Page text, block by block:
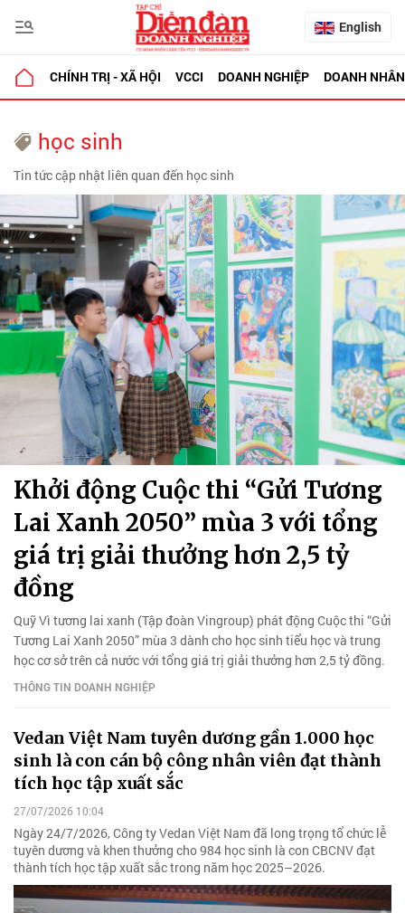
English
CHÍNH TRỊ - XÃ HỘI VCCI DOANH NGHIỆP DOANH NHÂN
học sinh
Tin tức cập nhật liên quan đến học sinh
Khởi động Cuộc thi “Gửi Tương
Lai Xanh 2050” mùa 3 với tổng
giá trị giải thưởng hơn 2,5 tỷ
đồng
Quỹ Vì tương lai xanh (Tập đoàn Vingroup) phát động Cuộc thi “Gửi
Tương Lai Xanh 2050” mùa 3 dành cho học sinh tiểu học và trung
học cơ sở trên cả nước với tổng giá trị giải thưởng hơn 2,5 tỷ đồng.
THÔNG TIN DOANH NGHIỆP
Vedan Việt Nam tuyên dương gần 1.000 học
sinh là con cán bộ công nhân viên đạt thành
tích học tập xuất sắc
27/07/2026 10:04
Ngày 24/7/2026, Công ty Vedan Việt Nam đã long trọng tổ chức lễ
tuyên dương và khen thưởng cho 984 học sinh là con CBCNV đạt
thành tích học tập xuất sắc trong năm học 2025–2026.